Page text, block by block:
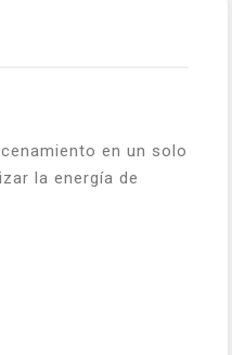
en un solo
la energía de